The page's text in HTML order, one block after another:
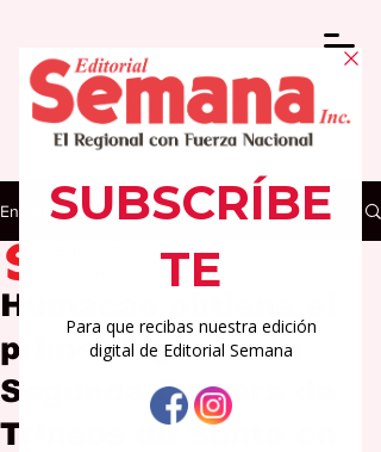
Entrada
Humacao obtiene el
primer lugar en la
Segunda Carrera de
Trineos de Santa en
2 min de lectura